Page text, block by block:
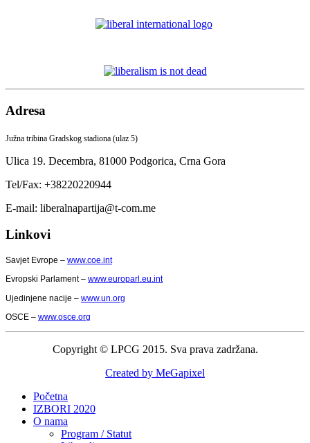
Adresa
Južna tribina Gradskog stadiona (ulaz 5)
Ulica 19. Decembra, 81000 Podgorica, Crna Gora
Tel/Fax: +38220220944
E-mail: liberalnapartija@t-com.me
Linkovi
Savjet Evrope – www.coe.int
Evropski Parlament – www.europarl.eu.int
Ujedinjene nacije – www.un.org
OSCE – www.osce.org
Copyright © LPCG 2015. Sva prava zadržana.
Created by MeGapixel
Početna
IZBORI 2020
O nama
Program / Statut